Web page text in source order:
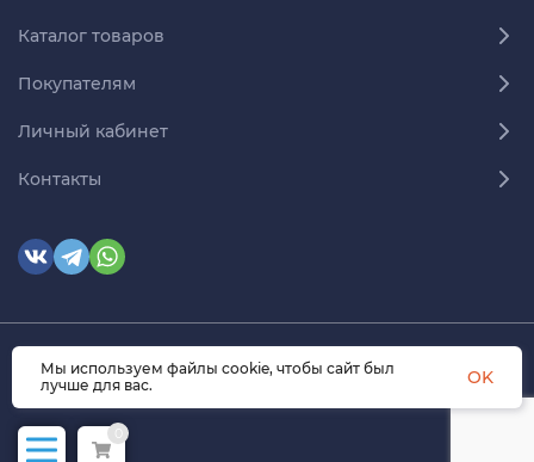
Каталог товаров
Покупателям
Личный кабинет
Контакты
© 2026 himmedsnab.ru. Все права защищены
Мы используем файлы cookie, чтобы сайт был
лучше для вас.
OK